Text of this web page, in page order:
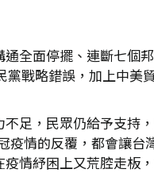
全面停擺、連斷七個
戰略錯誤，加上中
足，民眾仍給予支持
情的反覆，都會讓
情紓困上又荒腔走板